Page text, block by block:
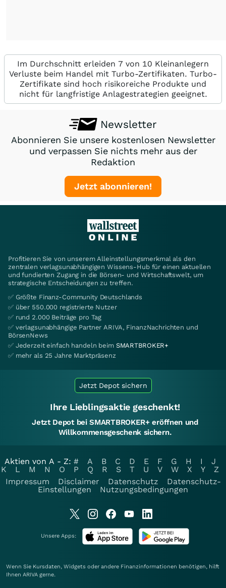
Im Durchschnitt erleiden 7 von 10 Kleinanlegern
Verluste beim Handel mit Turbo-Zertifikaten. Turbo-
Zertifikate sind hoch risikoreiche Produkte und
nicht für langfristige Anlagestrategien geeignet.
Newsletter
Abonnieren Sie unsere kostenlosen Newsletter
und verpassen Sie nichts mehr aus der
Redaktion
Jetzt abonnieren!
Profitieren Sie von unserem Alleinstellungsmerkmal als den
zentralen verlagsunabhängigen Wissens-Hub für einen aktuellen
und fundierten Zugang in die Börsen- und Wirtschaftswelt, um
strategische Entscheidungen zu treffen.
✅ Größte Finanz-Community Deutschlands
✅ über 550.000 registrierte Nutzer
✅ rund 2.000 Beiträge pro Tag
✅ verlagsunabhängige Partner ARIVA, FinanzNachrichten und
BörsenNews
✅ Jederzeit einfach handeln beim SMARTBROKER+
✅ mehr als 25 Jahre Marktpräsenz
Jetzt Depot sichern
Ihre Lieblingsaktie geschenkt!
Jetzt Depot bei SMARTBROKER+ eröffnen und
Willkommensgeschenk sichern.
Aktien von A - Z: # A B C D E F G H I
J
K
L M N O P Q R S T U V W X Y
Z
Impressum
Disclaimer Datenschutz
Datenschutz-
Einstellungen
Nutzungsbedingungen
Unsere Apps:
Wenn Sie Kursdaten, Widgets oder andere Finanzinformationen benötigen, hilft
Ihnen ARIVA gerne.